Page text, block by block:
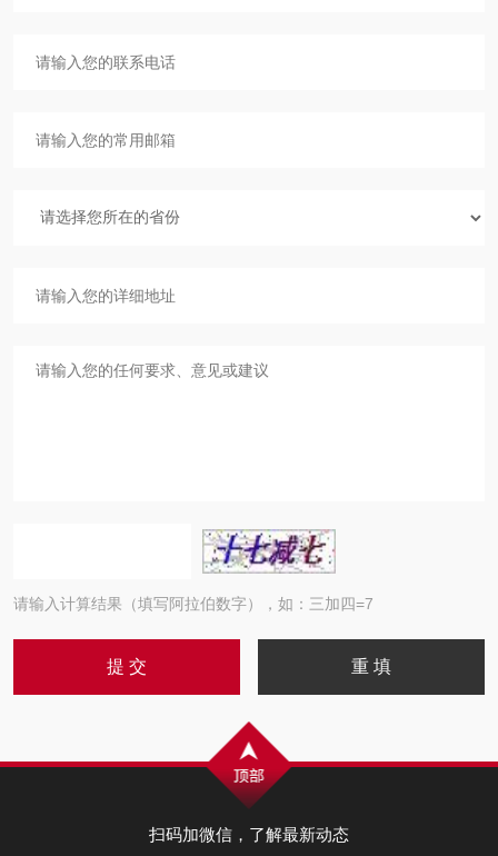
请输入计算结果（填写阿拉伯数字），如：三加四=7
扫码加微信，了解最新动态